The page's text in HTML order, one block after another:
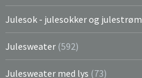
Julesok - julesokker og
Julesweater (592)
Julesweater med lys (73)